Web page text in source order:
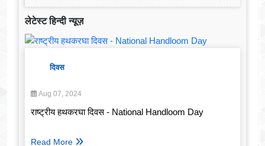
लेटेस्ट हिन्दी न्यूज़
दिवस
Aug 07, 2024
राष्ट्रीय हथकरघा दिवस - National Handloom Day
Read More